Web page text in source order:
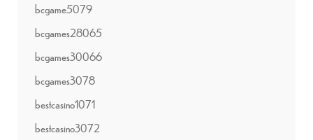
bcgame5079
bcgames28065
bcgames30066
bcgames3078
bestcasino1071
bestcasino3072